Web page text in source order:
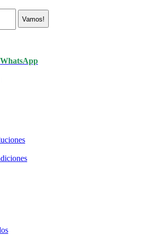
Vamos!
WhatsApp